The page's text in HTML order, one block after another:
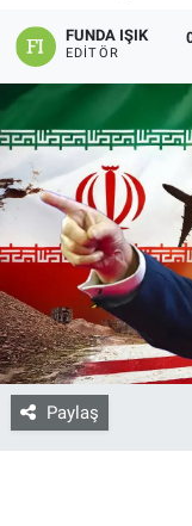
FUNDA IŞIK
EDITÖR
Paylaş
RESMİ
İLAN
Bize ulaşın
İletişim/
Yaşam
Gözden